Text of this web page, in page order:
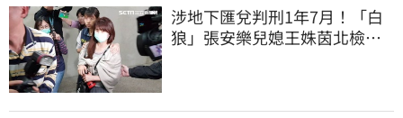
涉地下匯兌判刑1年7月！「白
狼」張安樂兒媳王姝茵北檢報